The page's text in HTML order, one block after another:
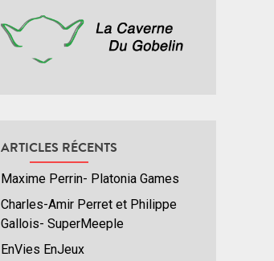
ARTICLES RÉCENTS
Maxime Perrin- Platonia Games
Charles-Amir Perret et Philippe
Gallois- SuperMeeple
EnVies EnJeux